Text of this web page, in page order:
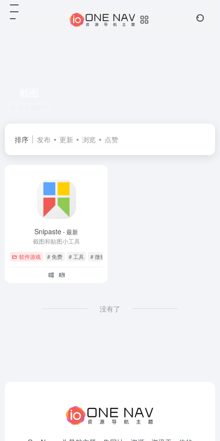
排序 发布 更新 浏览 点赞
Snipaste- 最新
截图和贴图小工具
软件游戏 # 免费 # 工具 # 微软
没有了